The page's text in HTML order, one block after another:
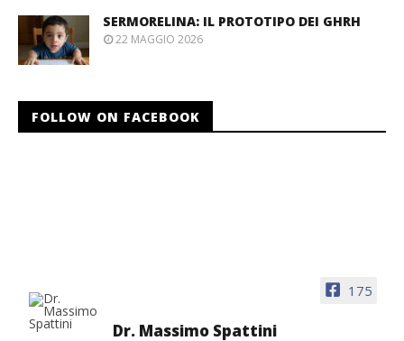
SERMORELINA: IL PROTOTIPO DEI GHRH
22 MAGGIO 2026
FOLLOW ON FACEBOOK
175
Dr. Massimo Spattini